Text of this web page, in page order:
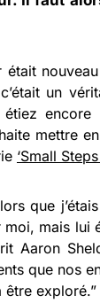
un
mettre
‘Small
que
mais
Aaron
que nos
être exploré.”